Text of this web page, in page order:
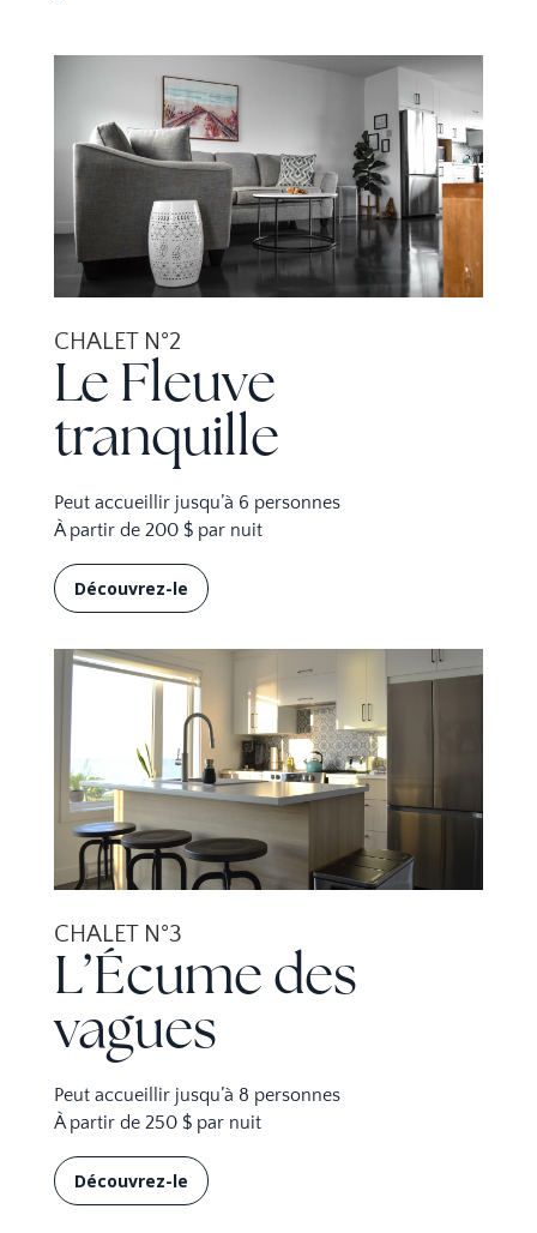
CHALET N°2
Le Fleuve
tranquille
Peut accueillir jusqu’à 6 personnes
À partir de 200 $ par nuit
Découvrez-le
CHALET N°3
L’Écume des
vagues
Peut accueillir jusqu’à 8 personnes
À partir de 250 $ par nuit
Découvrez-le